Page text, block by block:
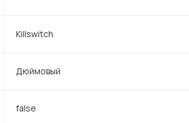
Killswitch
Дюймовый
false